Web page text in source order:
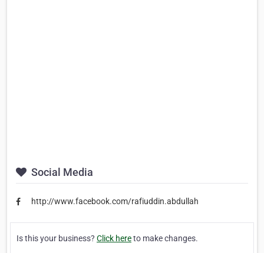
Social Media
http://www.facebook.com/rafiuddin.abdullah
Is this your business? Click hereto make changes.